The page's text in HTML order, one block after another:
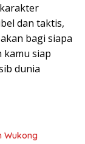
dan taktis,
bagi siapa
kamu siap
dunia
Wukong